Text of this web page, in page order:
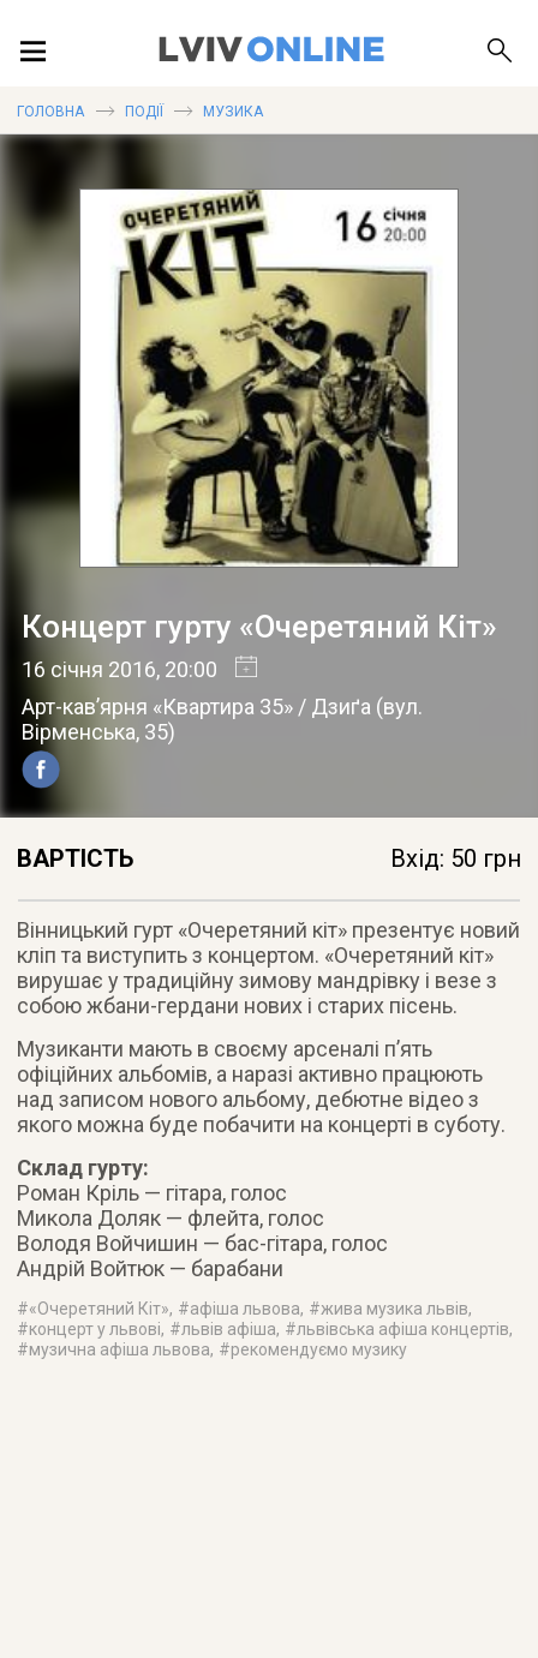
ЛОКАЦІЇ
ПУБЛІКАЦІЇ
ДОВІДКА
ГОЛОВНА ПОДІЇ МУЗИКА
Концерт гурту «Очеретяний Кіт»
16 січня 2016, 20:00
Арт-кав’ярня «Квартира 35» / Дзиґа (вул.
Вірменська, 35)
ВАРТІСТЬ Вхід: 50 грн
Вінницький гурт «Очеретяний кіт» презентує новий
кліп та виступить з концертом. «Очеретяний кіт»
вирушає у традиційну зимову мандрівку і везе з
собою жбани-гердани нових і старих пісень.
Музиканти мають в своєму арсеналі п’ять
офіційних альбомів, а наразі активно працюють
над записом нового альбому, дебютне відео з
якого можна буде побачити на концерті в суботу.
Склад гурту:
Роман Кріль — гітара, голос
Микола Доляк — флейта, голос
Володя Войчишин — бас-гітара, голос
Андрій Войтюк — барабани
#«Очеретяний Кіт», #афіша львова, #жива музика львів,
#концерт у львові, #львів афіша, #львівська афіша концертів,
#музична афіша львова, #рекомендуємо музику